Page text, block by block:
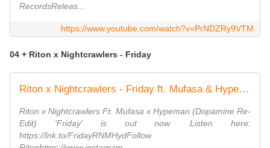
RecordsReleas...
https://www.youtube.com/watch?v=PrNDZRy9VTM
04 + Riton x Nightcrawlers - Friday
Riton x Nightcrawlers - Friday ft. Mufasa & Hypeman (Dopamine Re-edit) [Official Video]
Riton x Nightcrawlers Ft. Mufasa x Hypeman (Dopamine Re-
Edit) 'Friday' is out now. Listen here:
https://lnk.to/FridayRNMHydFollow